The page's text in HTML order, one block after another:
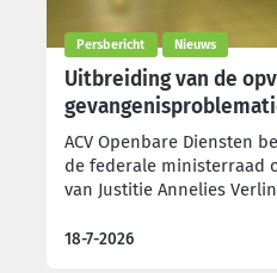
Persbericht Nieuws
Uitbreiding van de
ACV Openbare Diensten
de federale ministerraad
van Justitie Annelies
gevangenispersoneel uit
18-7-2026